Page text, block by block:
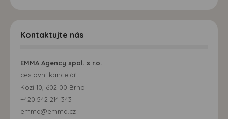
Kontaktujte nás
EMMA Agency spol. s r.o.
cestovní kancelář
Kozí 10, 602 00 Brno
+420 542 214 343
emma@emma.cz